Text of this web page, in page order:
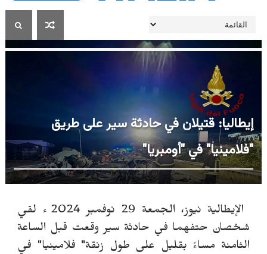
إيطاليا: قتيلان في حادثة سير على طريق
"فلامينيا" في "أومبريا"
الإيطالية نيوز، الجمعة 29 نوفمبر 2024 ء لقي
شخصان حتفهما في حادثة سير وقعت قبل الساعة
الثامنة مساءً بقليل على طول زنقة" فلامينيا" في